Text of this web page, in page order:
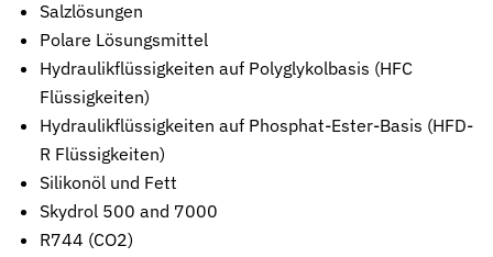
Dämpfungsringe
Kontrollierte Endlagendämpfung im Pneumatikzylinder
Flachdichtungen
Zuverlässige Abdichtung für plane Flächen, Flansche und
Gummiformteile
Präzise geformte Elastomerbauteile für Dämpfung, Verbindung
Dichtsätze
Komplettlösungen aus abgestimmten Dichtungselementen
Salzlösungen
Polare Lösungsmittel
Hydraulikflüssigkeiten auf Polyglykolbasis (HFC
Flüssigkeiten)
Hydraulikflüssigkeiten auf Phosphat-Ester-Basis (HFD-
R Flüssigkeiten)
Silikonöl und Fett
Skydrol 500 and 7000
R744 (CO2)